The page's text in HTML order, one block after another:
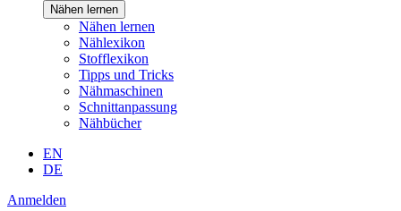
Nähen lernen
Nähen lernen
Nählexikon
Stofflexikon
Tipps und Tricks
Nähmaschinen
Schnittanpassung
Nähbücher
EN
DE
Anmelden